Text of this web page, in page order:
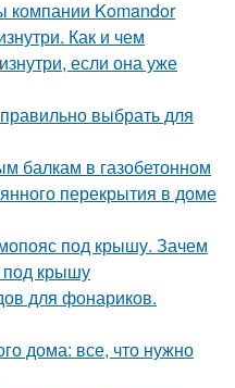
Komandor
Как и чем
если она уже
выбрать для
балкам в газобетонном
перекрытия в доме
под крышу. Зачем
под крышу
для фонариков.
дома: все, что нужно